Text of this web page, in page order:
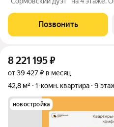
кв.м. Все окна выходят на одну
совмещенный санузел.
Позвонить
8 221 195₽
от 39 427 ₽ в месяц
42,8 м²
1-комн. квартира 9
новостройка